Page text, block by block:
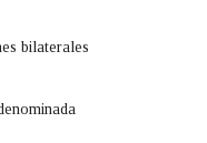
bilaterales